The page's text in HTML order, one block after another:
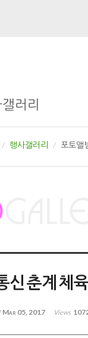
러리
행사갤러리 포토앨
신 춘계 체
Mar 05, 2017 Views